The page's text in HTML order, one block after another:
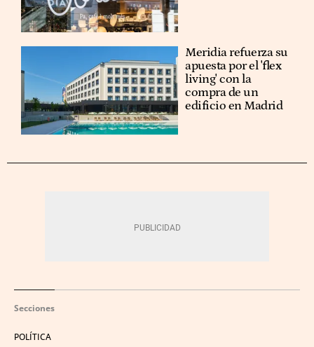
Meridia refuerza su
apuesta por el 'flex
living' con la
compra de un
edificio en Madrid
Secciones
POLÍTICA